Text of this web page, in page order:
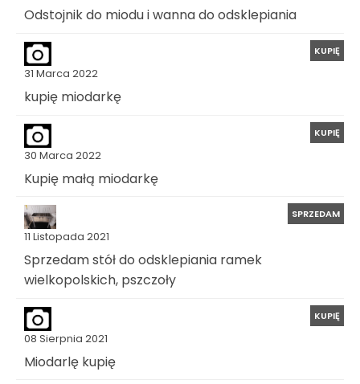
Odstojnik do miodu i wanna do odsklepiania
31 Marca 2022
KUPIĘ
kupię miodarkę
30 Marca 2022
KUPIĘ
Kupię małą miodarkę
11 Listopada 2021
SPRZEDAM
Sprzedam stół do odsklepiania ramek
wielkopolskich, pszczoły
08 Sierpnia 2021
KUPIĘ
Miodarlę kupię